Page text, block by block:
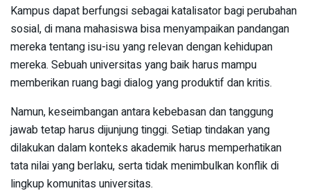
Kampus dapat berfungsi sebagai katalisator bagi perubahan
sosial, di mana mahasiswa bisa menyampaikan pandangan
mereka tentang isu-isu yang relevan dengan kehidupan
mereka. Sebuah universitas yang baik harus mampu
memberikan ruang bagi dialog yang produktif dan kritis.
Namun, keseimbangan antara kebebasan dan tanggung
jawab tetap harus dijunjung tinggi. Setiap tindakan yang
dilakukan dalam konteks akademik harus memperhatikan
tata nilai yang berlaku, serta tidak menimbulkan konflik di
lingkup komunitas universitas.